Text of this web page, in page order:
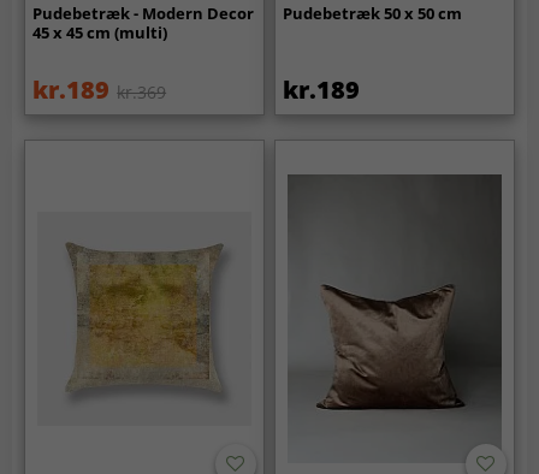
Pudebetræk - Modern Decor
45 x 45 cm (multi)
kr.189 kr.369
Pudebetræk 50 x 50 cm
kr.189